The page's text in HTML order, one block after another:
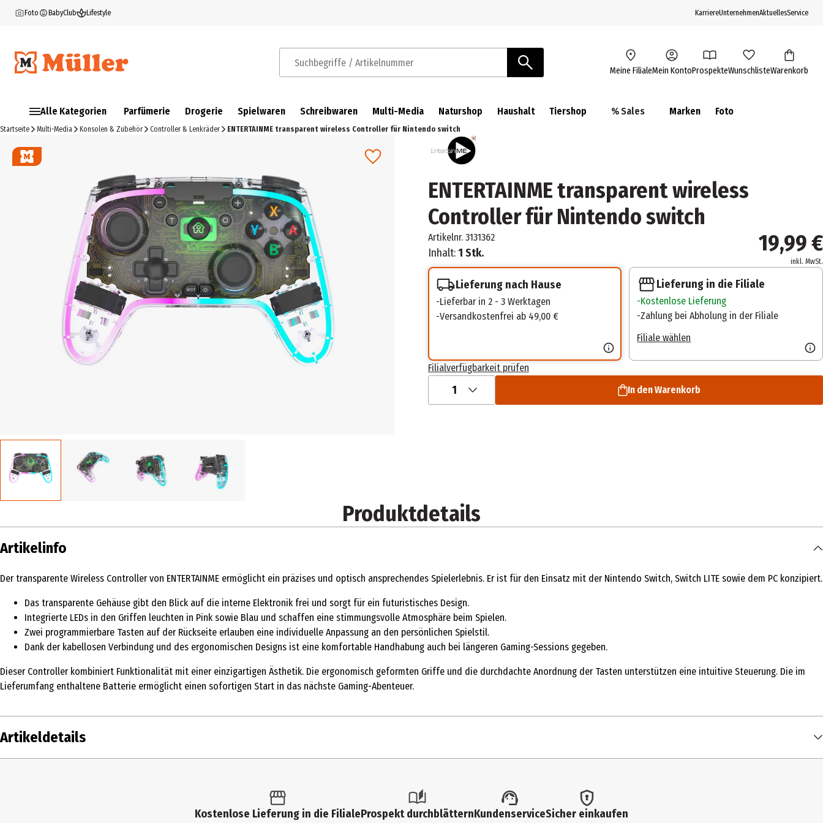
Foto BabyClub Lifestyle KarriereUnternehmenAktuellesService
Suchbegriffe / Artikelnummer Meine FilialeMein KontoProspekteWunschlisteWarenkorb
Alle Kategorien Parfümerie Drogerie Spielwaren Schreibwaren Multi-Media Naturshop Haushalt Tiershop % Sales Marken Foto
Startseite Multi-Media Konsolen & Zubehör Controller & Lenkräder ENTERTAINME transparent wireless Controller für Nintendo switch
ENTERTAINME transparent wireless
Controller für Nintendo switch
Artikelnr. 3131362
Inhalt:1 Stk. 19,99 €
inkl. MwSt.
Lieferung nach Hause
Lieferbar in 2 - 3 Werktagen
Versandkostenfrei ab 49,00 €
Lieferung in die Filiale
Kostenlose Lieferung
Zahlung bei Abholung in der Filiale
Filiale wählen
Filialverfügbarkeit prüfen
1 In den Warenkorb
Produktdetails
Artikelinfo
Der transparente Wireless Controller von ENTERTAINME ermöglicht ein präzises und optisch ansprechendes Spielerlebnis. Er ist für den Einsatz mit der Nintendo Switch, Switch LITE sowie dem PC konzipiert.
Das transparente Gehäuse gibt den Blick auf die interne Elektronik frei und sorgt für ein futuristisches Design.
Integrierte LEDs in den Griffen leuchten in Pink sowie Blau und schaffen eine stimmungsvolle Atmosphäre beim Spielen.
Zwei programmierbare Tasten auf der Rückseite erlauben eine individuelle Anpassung an den persönlichen Spielstil.
Dank der kabellosen Verbindung und des ergonomischen Designs ist eine komfortable Handhabung auch bei längeren Gaming-Sessions gegeben.
Dieser Controller kombiniert Funktionalität mit einer einzigartigen Ästhetik. Die ergonomisch geformten Griffe und die durchdachte Anordnung der Tasten unterstützen eine intuitive Steuerung. Die im
Lieferumfang enthaltene Batterie ermöglicht einen sofortigen Start in das nächste Gaming-Abenteuer.
Artikeldetails
Controller & Gamepads
Kostenlose Lieferung in die FilialeProspekt durchblätternKundenserviceSicher einkaufen